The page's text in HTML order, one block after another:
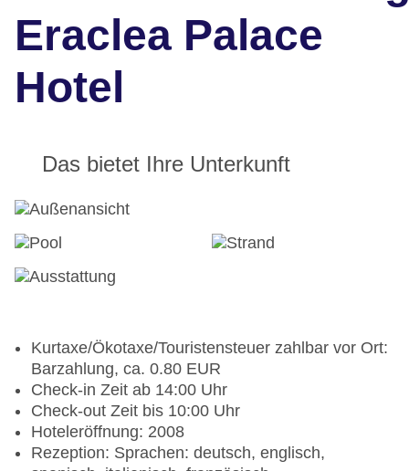
Eraclea Palace
Hotel
Das bietet Ihre Unterkunft
Kurtaxe/Ökotaxe/Touristensteuer zahlbar vor Ort:
Barzahlung, ca. 0.80 EUR
Check-in Zeit ab 14:00 Uhr
Check-out Zeit bis 10:00 Uhr
Hoteleröffnung: 2008
Rezeption: Sprachen: deutsch, englisch,